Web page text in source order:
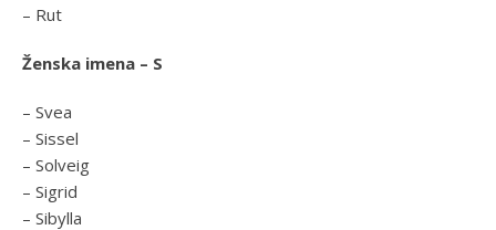
– Rut
Ženska imena – S
– Svea
– Sissel
– Solveig
– Sigrid
– Sibylla